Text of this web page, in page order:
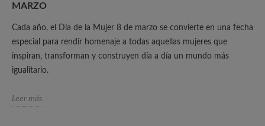
MARZO
Cada año, el Día de la Mujer 8 de marzo se convierte en una fecha
especial para rendir homenaje a todas aquellas mujeres que
inspiran, transforman y construyen día a día un mundo más
igualitario.
Leer más